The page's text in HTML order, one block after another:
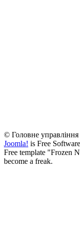
© Головне управління
Joomla! is Free
Free template "Frozen
become a freak.